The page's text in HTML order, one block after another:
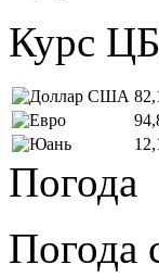
Курс
Погода
Погода